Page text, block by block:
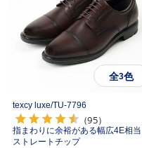
全3色
texcy luxe/TU-7796
（95）
指まわりに余裕がある幅広4E相当 |
ストレートチップ